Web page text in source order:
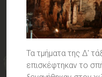
Τα τμήματα της Δ'
επισκέφτηκαν το